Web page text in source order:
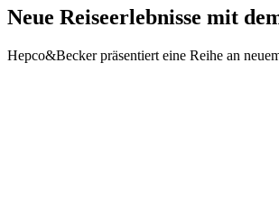
Neue Reiseerlebnisse mit
Hepco&Becker präsentiert eine Reihe an